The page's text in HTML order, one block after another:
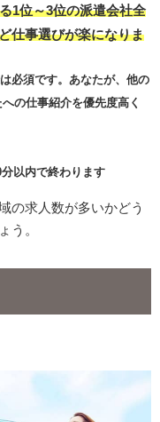
1位～3位の派遣会社全
仕事選びが楽になりま
必須です。あなたが、他の
の仕事紹介を優先度高く
以内で終わります
の求人数が多いかどう
う。